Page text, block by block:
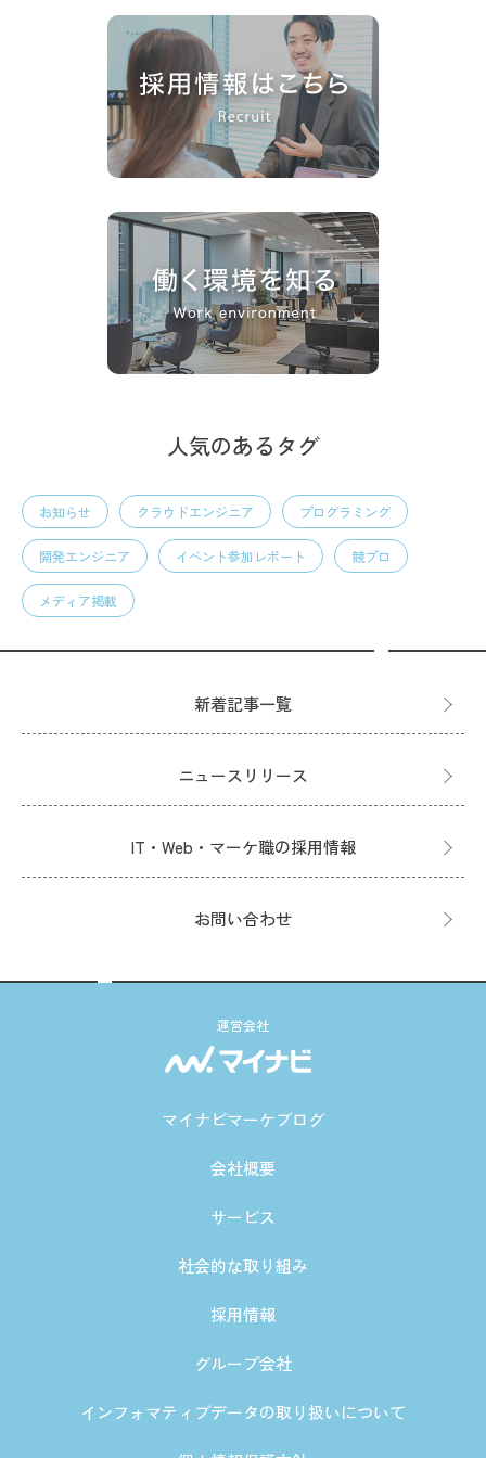
人気のあるタグ
お知らせ クラウドエンジニア プログラミング
開発エンジニア イベント参加レポート 競プロ
メディア掲載
新着記事一覧
ニュースリリース
IT・Web・マーケ職の採用情報
お問い合わせ
運営会社
マイナビマーケブログ
会社概要
サービス
社会的な取り組み
採用情報
グループ会社
インフォマティブデータの取り扱いについて